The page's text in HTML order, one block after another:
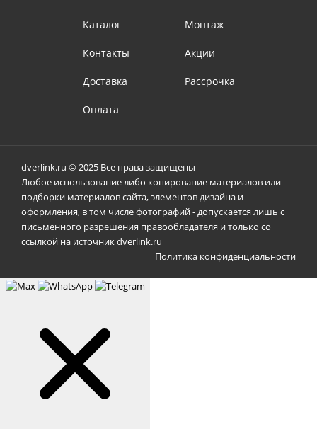
Каталог
Контакты
Доставка
Оплата
Монтаж
Акции
Рассрочка
dverlink.ru © 2025 Все права защищены
Любое использование либо копирование материалов или
подборки материалов сайта, элементов дизайна и
оформления, в том числе фотографий - допускается лишь с
письменного разрешения правообладателя и только со
ссылкой на источник dverlink.ru
Политика конфиденциальности